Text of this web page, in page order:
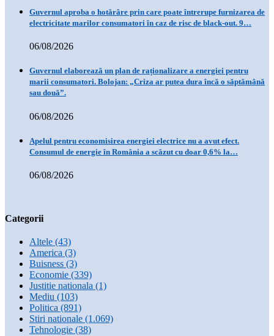
Guvernul aproba o hotărâre prin care poate întrerupe furnizarea de
electricitate marilor consumatori în caz de risc de black-out. 9…
06/08/2026
Guvernul elaborează un plan de raționalizare a energiei pentru
marii consumatori. Bolojan: „Criza ar putea dura încă o săptămână
sau două”.
06/08/2026
Apelul pentru economisirea energiei electrice nu a avut efect.
Consumul de energie în România a scăzut cu doar 0,6% la…
06/08/2026
Categorii
Altele (43)
America (3)
Buisness (3)
Economie (339)
Justitie nationala (1)
Mediu (103)
Politica (891)
Stiri nationale (1.069)
Tehnologie (38)